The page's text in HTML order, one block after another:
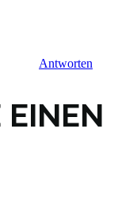
Antworten
EINEN